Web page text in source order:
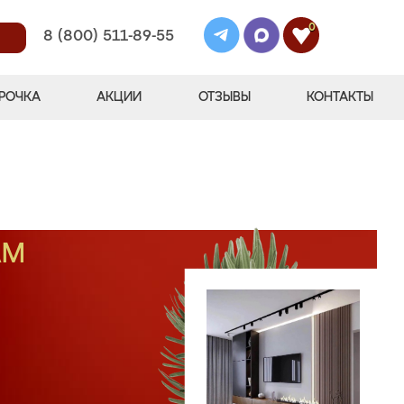
8 (800) 511-89-55
0
АКЦИИ ОТЗЫВЫ КОНТАКТЫ